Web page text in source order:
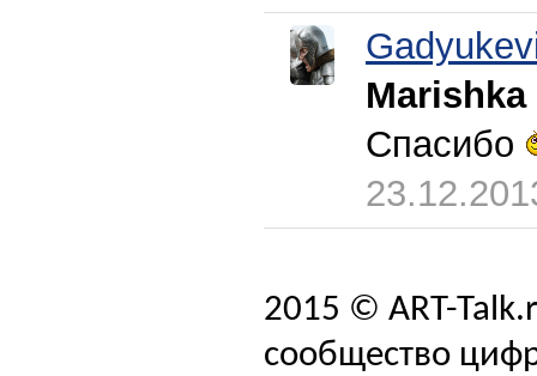
Marishka
Спасибо
2015 © ART-
сообщество